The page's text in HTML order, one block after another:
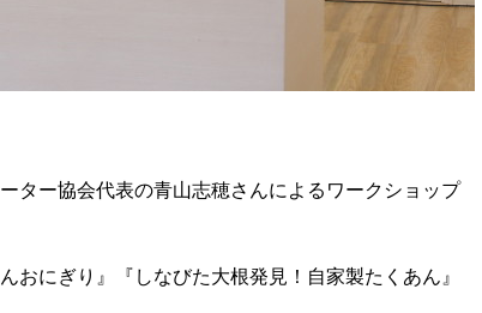
ター協会代表の青山志穂さんによるワークショップ
おにぎり』『しなびた大根発見！自家製たくあん』